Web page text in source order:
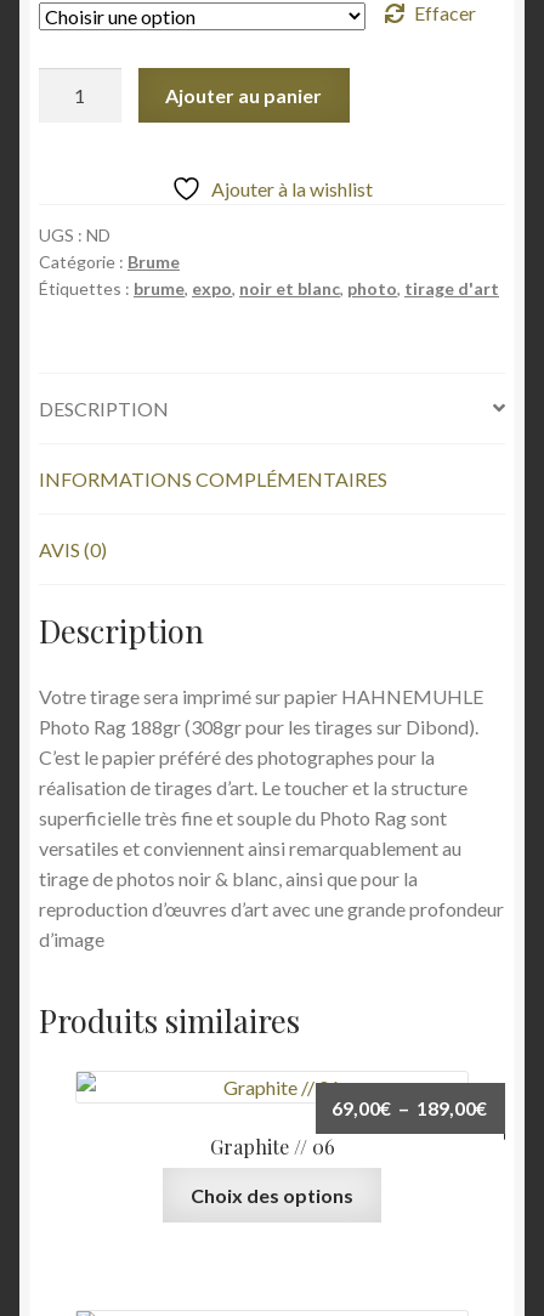
La série « Graphite »
La série « Instants Italiens »
Mentions légales
Panier
Pérégrinations
Tabs & Accordion
Team Member
Effacer
Ajouter au panier
Ajouter à la wishlist
UGS : ND
Catégorie : Brume
Étiquettes : brume, expo, noir et blanc, photo, tirage d'art
DESCRIPTION
INFORMATIONS COMPLÉMENTAIRES
AVIS (0)
Description
Votre tirage sera imprimé sur papier HAHNEMUHLE
Photo Rag 188gr (308gr pour les tirages sur Dibond).
C’est le papier préféré des photographes pour la
réalisation de tirages d’art. Le toucher et la structure
superficielle très fine et souple du Photo Rag sont
versatiles et conviennent ainsi remarquablement au
tirage de photos noir & blanc, ainsi que pour la
reproduction d’œuvres d’art avec une grande profondeur
d’image
Produits similaires
Graphite // 06
69,00€ – 189,00€Plage
de
Choix des options